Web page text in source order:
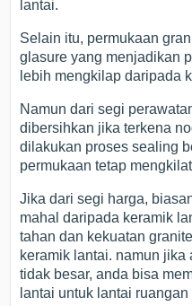
lantai.
Selain itu, permukaan
glasure yang menjadikan
lebih mengkilap daripada
Namun dari segi
dibersihkan jika terkena
dilakukan proses sealing
permukaan tetap
Jika dari segi harga,
mahal daripada keramik
tahan dan kekuatan
keramik lantai. namun
tidak besar, anda bisa
lantai untuk lantai ruangan